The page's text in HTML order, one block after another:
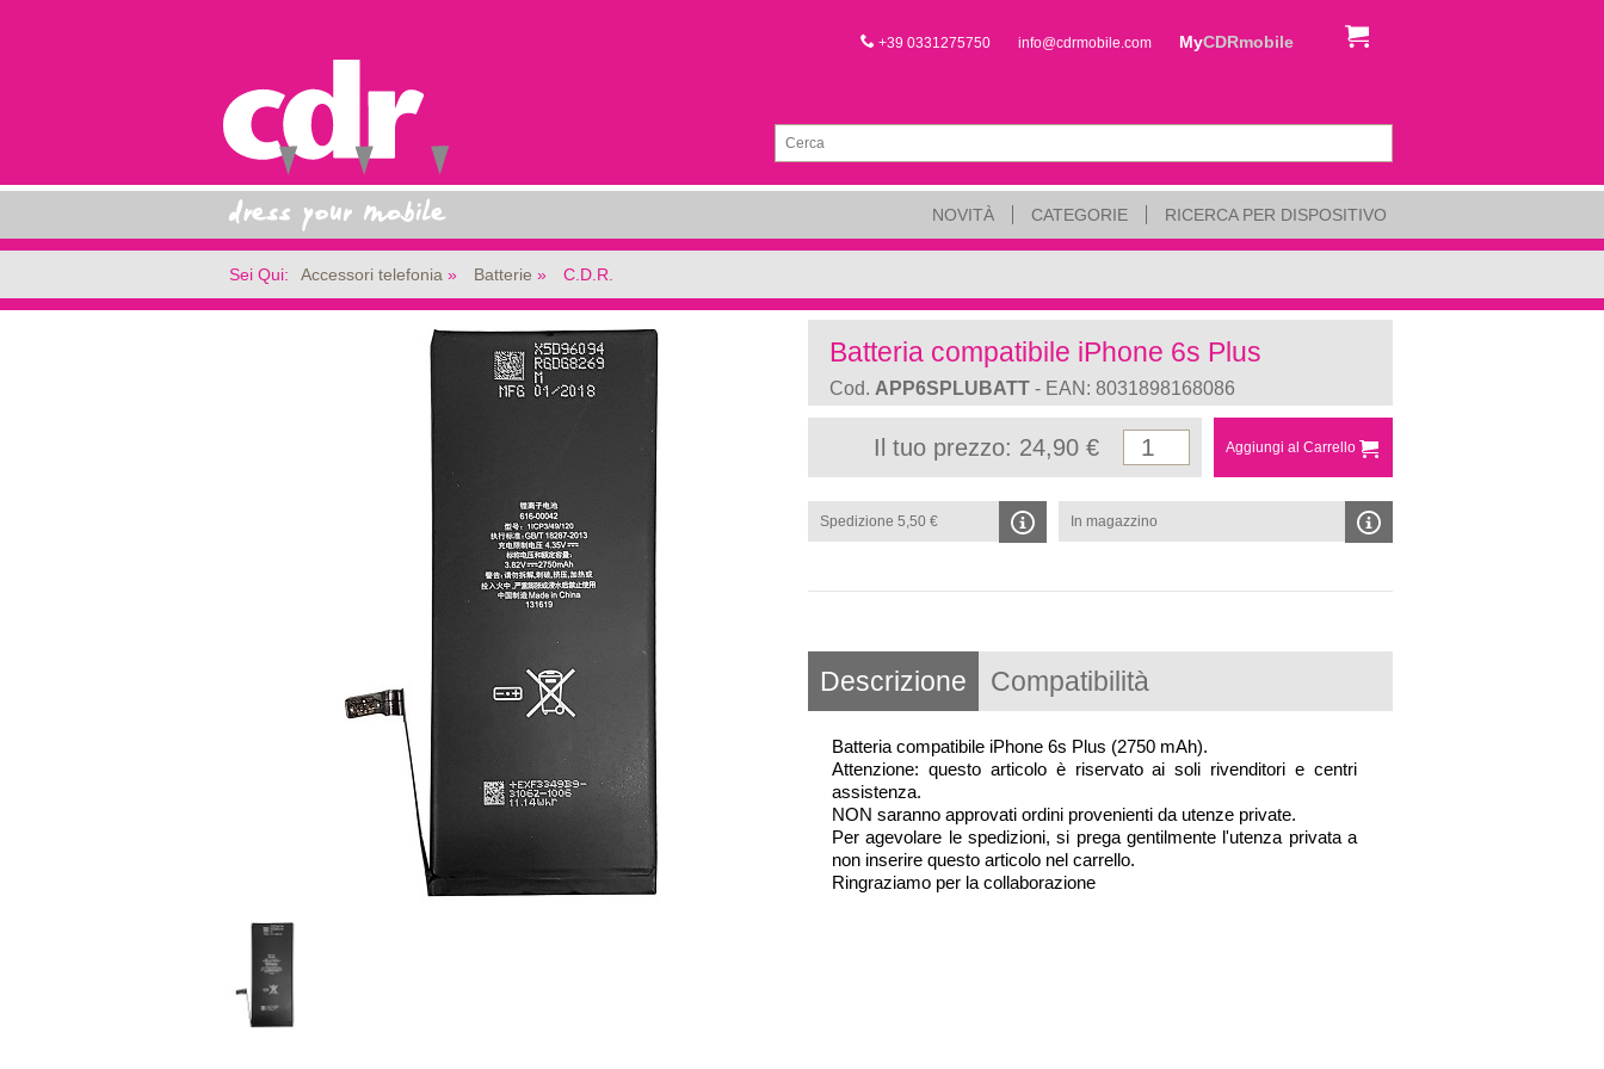
+39 0331275750 info@cdrmobile.com MyCDRmobile
NOVITÀ CATEGORIE RICERCA PER DISPOSITIVO
Sei Qui: Accessori telefonia Batterie C.D.R.
Batteria compatibile iPhone 6s Plus
Cod. APP6SPLUBATT - EAN: 8031898168086
Il tuo prezzo: 24,90 € Aggiungi al Carrello
Spedizione 5,50 € In magazzino
Descrizione Compatibilità
Batteria compatibile iPhone 6s Plus (2750 mAh).
Attenzione: questo articolo è riservato ai soli rivenditori e centri
assistenza.
NON saranno approvati ordini provenienti da utenze private.
Per agevolare le spedizioni, si prega gentilmente l'utenza privata a
non inserire questo articolo nel carrello.
Ringraziamo per la collaborazione